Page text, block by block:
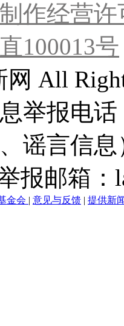
作经营
100013号
All
举报电
谣言信
报邮箱
金会 | 意见与反馈 | 提供新